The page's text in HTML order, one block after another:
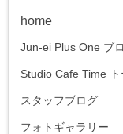
home
Jun-ei Plus One ブ
Studio Cafe Time ト
スタッフブログ
フォトギャラリー